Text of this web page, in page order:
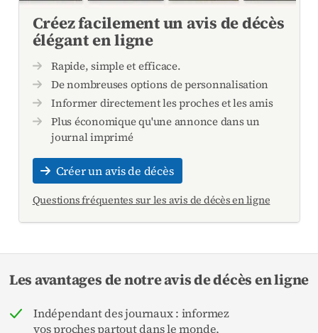
Créez facilement un avis de décès
élégant en ligne
Rapide, simple et efficace.
De nombreuses options de personnalisation
Informer directement les proches et les amis
Plus économique qu'une annonce dans un
journal imprimé
Créer un avis de décès
Questions fréquentes sur les avis de décès en ligne
Les avantages de notre avis de décès en ligne
Indépendant des journaux : informez
vos proches partout dans le monde,